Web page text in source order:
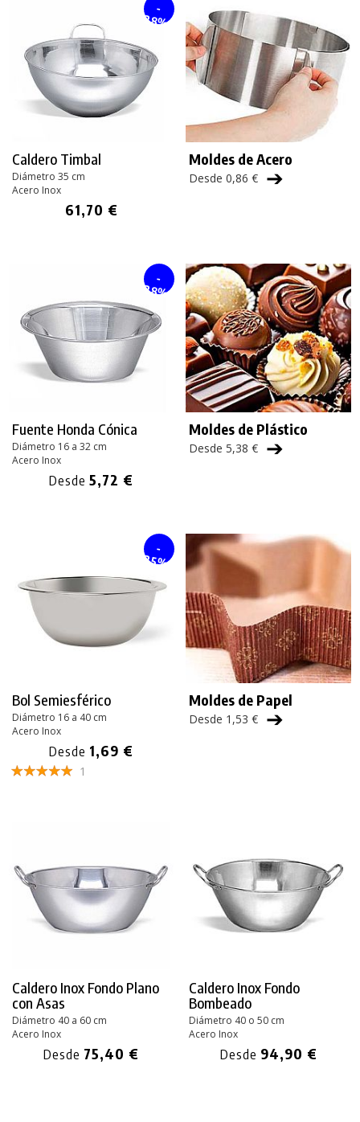
-
28%
Caldero Timbal
Diámetro 35 cm
Acero Inox
61,70 €
Moldes de Acero
Desde 0,86 € ➔
-
28%
Fuente Honda Cónica
Diámetro 16 a 32 cm
Acero Inox
Desde5,72 €
Moldes de Plástico
Desde 5,38 € ➔
-
25%
Bol Semiesférico
Diámetro 16 a 40 cm
Acero Inox
Desde 1,69 €
1
Moldes de Papel
Desde 1,53 € ➔
Caldero Inox Fondo Plano
con Asas
Diámetro 40 a 60 cm
Acero Inox
Desde 75,40 €
Caldero Inox Fondo
Bombeado
Diámetro 40 o 50 cm
Acero Inox
Desde 94,90 €